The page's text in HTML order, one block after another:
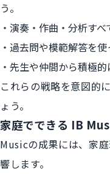
う。
演奏・作曲・分析す
過去問や模範解答を
先生や仲間から積極
これらの戦略を意図的
ょう。
家庭でできる IB
Musicの成果には、家
響します。